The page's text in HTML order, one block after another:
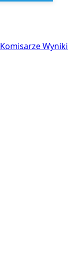
KomisarzeWyniki